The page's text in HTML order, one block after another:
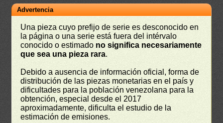
Advertencia
Una pieza cuyo prefijo de serie es desconocido en
la página o una serie está fuera del intérvalo
conocido o estimado no significa necesariamente
que sea una pieza rara.
Debido a ausencia de información oficial, forma de
distribución de las piezas monetarias en el país y
dificultades para la población venezolana para la
obtención, especial desde el 2017
aproximadamente, dificulta el estudio de la
estimación de emisiones.